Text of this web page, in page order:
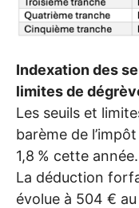
Indexation des
limites de
Les seuils et
barème de
1,8 % cette année.
La déduction
évolue à 504 €